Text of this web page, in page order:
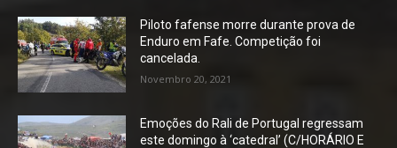
Piloto fafense morre durante prova de
Enduro em Fafe. Competição foi
cancelada.
Novembro 20, 2021
Emoções do Rali de Portugal regressam
este domingo à ‘catedral’ (C/HORÁRIO E